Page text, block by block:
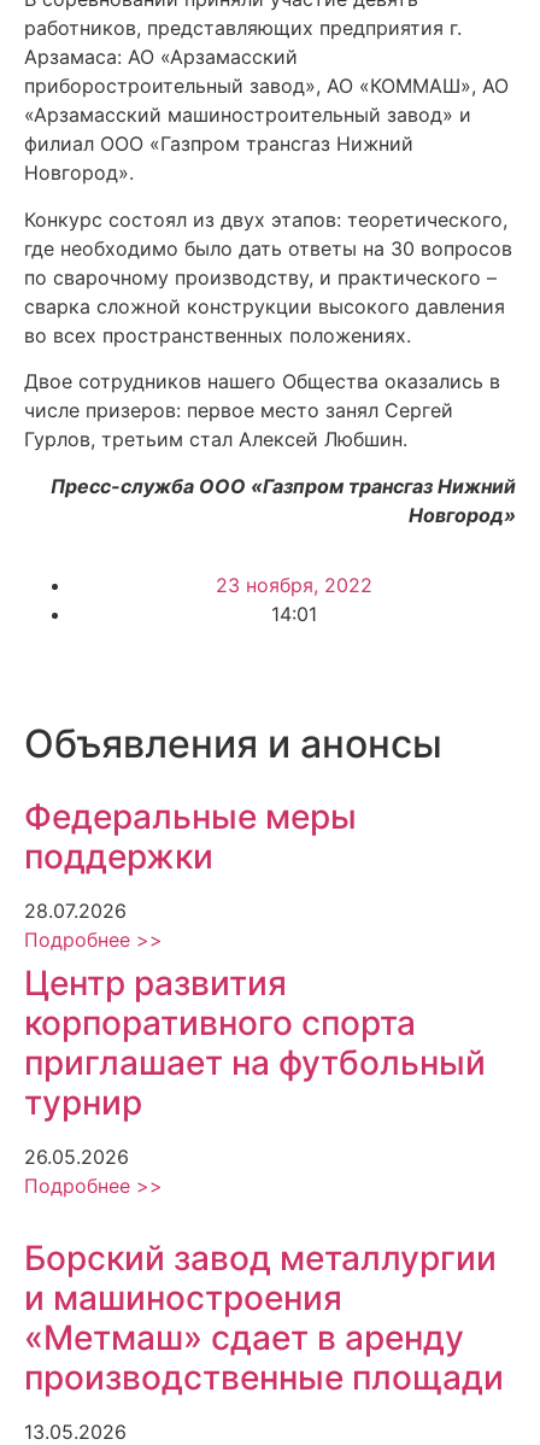
работников, представляющих предприятия г.
Арзамаса: АО «Арзамасский
приборостроительный завод», АО «КОММАШ», АО
«Арзамасский машиностроительный завод» и
филиал ООО «Газпром трансгаз Нижний
Новгород».
Конкурс состоял из двух этапов: теоретического,
где необходимо было дать ответы на 30 вопросов
по сварочному производству, и практического –
сварка сложной конструкции высокого давления
во всех пространственных положениях.
Двое сотрудников нашего Общества оказались в
числе призеров: первое место занял Сергей
Гурлов, третьим стал Алексей Любшин.
Пресс-служба ООО «Газпром трансгаз Нижний
Новгород»
23 ноября, 2022
14:01
Объявления и анонсы
Федеральные меры
поддержки
28.07.2026
Подробнее >>
Центр развития
корпоративного спорта
приглашает на футбольный
турнир
26.05.2026
Подробнее >>
Борский завод металлургии
и машиностроения
«Метмаш» сдает в аренду
производственные площади
13.05.2026